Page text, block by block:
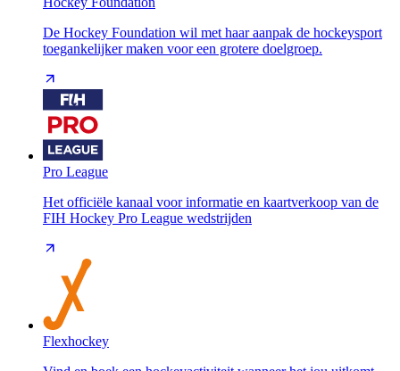
De Hockey Foundation wil met haar aanpak de hockeysport
toegankelijker maken voor een grotere doelgroep.
Pro League
Het officiële kanaal voor informatie en kaartverkoop van de
FIH Hockey Pro League wedstrijden
Flexhockey